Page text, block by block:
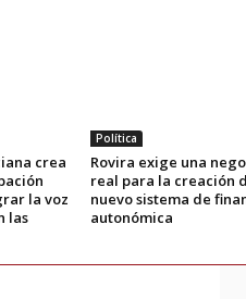
crea
la voz
las
Política
Rovira exige una
real para la creación
nuevo sistema de
autonómica